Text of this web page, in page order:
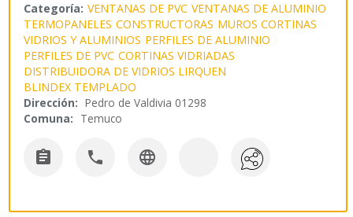
Categoría: VENTANAS DE PVC VENTANAS DE ALUMINIO
TERMOPANELES CONSTRUCTORAS MUROS CORTINAS
VIDRIOS Y ALUMINIOS PERFILES DE ALUMINIO
PERFILES DE PVC CORTINAS VIDRIADAS
DISTRIBUIDORA DE VIDRIOS LIRQUEN
BLINDEX TEMPLADO
Dirección: Pedro de Valdivia 01298
Comuna: Temuco
  